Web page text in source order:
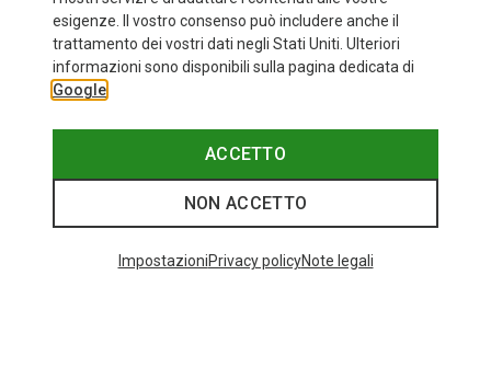
+10
fino a 35%
I più cercati
esigenze. Il vostro consenso può includere anche il
trattamento dei vostri dati negli Stati Uniti. Ulteriori
informazioni sono disponibili sulla pagina dedicata di
Google
ACCETTO
NON ACCETTO
ImpostazioniPrivacy policyNote legali